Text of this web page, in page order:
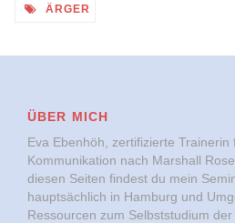
ÄRGER
ÜBER MICH
Eva Ebenhöh, zertifizierte Trainerin
Kommunikation nach Marshall
diesen Seiten findest du mein
hauptsächlich in Hamburg und
Ressourcen zum Selbststudium